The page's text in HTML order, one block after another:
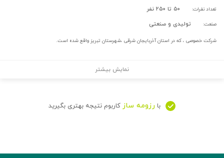
تعداد نفرات: ۵۰ تا ۲۵۰ نفر
صنعت: تولیدی و صنعتی
شرکت خصوصی ، که در استان آذربایجان شرقی ،شهرستان تبریز واقع شده است.
نمایش بیشتر
با رزومه ساز کاربوم نتیجه بهتری بگیرید